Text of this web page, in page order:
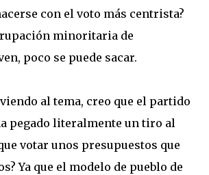
con el voto más centrista?
minoritaria de
poco se puede sacar.
al tema, creo que el partido
pegado literalmente un tiro al
votar unos presupuestos que
Ya que el modelo de pueblo de